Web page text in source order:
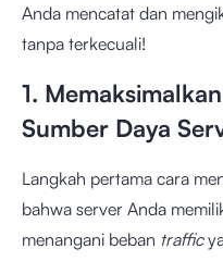
Anda mencatat dan
tanpa terkecuali!
1.
Sumber Daya
Langkah pertama cara
bahwa server Anda
menangani beban traffic